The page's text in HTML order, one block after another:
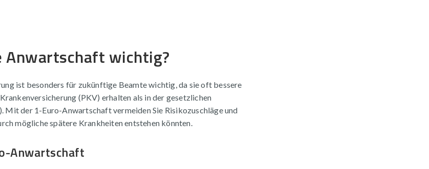
Anwartschaft wichtig?
ist besonders für zukünftige Beamte wichtig, da sie oft bessere
(PKV) erhalten als in der gesetzlichen
Mit der 1-Euro-Anwartschaft vermeiden Sie Risikozuschläge und
mögliche spätere Krankheiten entstehen könnten.
Anwartschaft